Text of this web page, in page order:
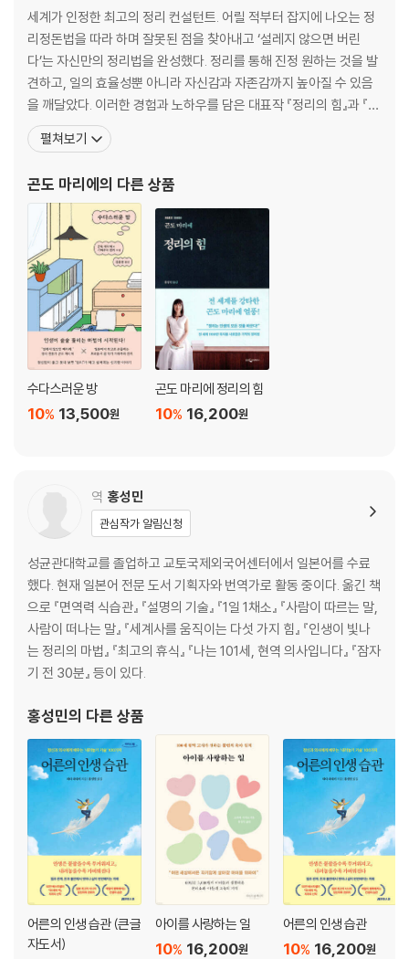
정리 전과 후 사진을 찍어놓자 40
09 정리는 물리적 작업
정리에는 반드시 끝이 있다 43
10 정리를 위한 마음가짐
포기하지 않으면 변화는 따라온다 47
나만의 이상적인 생활을 그려보자 50
PART 2 나만의 물건에 설렘을 입히자
12 버리기 애매한 물건 다루는 요령
버릴 수 없는 물건이라면 당당히 남기자 54
13 매력 있는 물건의 3가지 요소
애정이 깃든 물건은 설렘을 선물한다 57
14 설레는 삶을 위한 사진 활용법
나만의 이상적인 사진을 찾아라 60
15 꽃과 가구 등으로 색깔 있는 공간 만들기
정리된 공간에 컬러 장식을 더하자 63
16 설레지만 비실용적인 소품 활용법
소품을 감각적으로 변신시켜 보자 66
PART 3 운이 좋아지는 수납 정리법
18 물건 분류 후 수납 장소 정하기
수납 장소는 마지막에 결정하라 76
19 소재별 수납의 중요성
소재의 느낌을 살려 수납하라 79
20 효율적인 ‘도시락 수납’ 요령
도시락을 싸듯이 서랍을 수납해보자 82
개고, 세우고, 집중시키고, 사각으로 나눠라 86
22 특이한 모양의 옷 개는 요령
옷 개는 것을 어려워하지 마라 89
23 옷 개기의 기본은 직사각형 만들기
옷은 직사각형으로 갠 후 세워 수납하라 93
24 변형된 스타일의 옷 개는 법
직사각형으로 만들면 어떤 옷도 갤 수 있다 105
25 브래지어 수납 요령
브래지어는 모양을 살려 수납하자 113
26 브래지어의 이상적인 수납법
브래지어는 색깔의 농담을 맞춰 수납하자 117
27 팬티 개는 요령
세계가 인정한 최고의 정리 컨설턴트. 어릴 적부터 잡지에 나오는 정
리정돈법을 따라 하며 잘못된 점을 찾아내고 ‘설레지 않으면 버린
다’는 자신만의 정리법을 완성했다. 정리를 통해 진정 원하는 것을 발
견하고, 일의 효율성뿐 아니라 자신감과 자존감까지 높아질 수 있음
을 깨달았다. 이러한 경험과 노하우를 담은 대표작 『정리의 힘』과 『정
리의 기술』은 일본과 한국뿐만 아니라 미국과 유럽에서도 단숨에 종
합 베스트 1위에 오르며 전 세계에 ‘곤도 마리에’ 열풍을 일으켰다. 그
사전에 등재되었으며, 넷플릭스에서는
펼쳐보기
곤도 마리에의 다른 상품
수다스러운 방
13,500원
10%
곤도 마리에 정리의 힘
16,200원
10%
역 홍성민
관심작가 알림신청
성균관대학교를 졸업하고 교토국제외국어센터에서 일본어를 수료
했다. 현재 일본어 전문 도서 기획자와 번역가로 활동 중이다. 옮긴 책
으로 『면역력 식습관』 『설명의 기술』 『1일 1채소』 『사람이 따르는 말,
사람이 떠나는 말』 『세계사를 움직이는 다섯 가지 힘』 『인생이 빛나
는 정리의 마법』 『최고의 휴식』 『나는 101세, 현역 의사입니다』 『잠자
기 전 30분』 등이 있다.
홍성민의 다른 상품
어른의 인생 습관 (큰글
자도서)
아이를 사랑하는 일
16,200원
10%
어른의 인생 습관
16,200원
10%